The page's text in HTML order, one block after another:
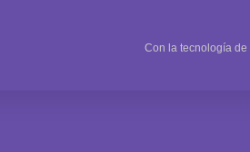
Con la tecnología de